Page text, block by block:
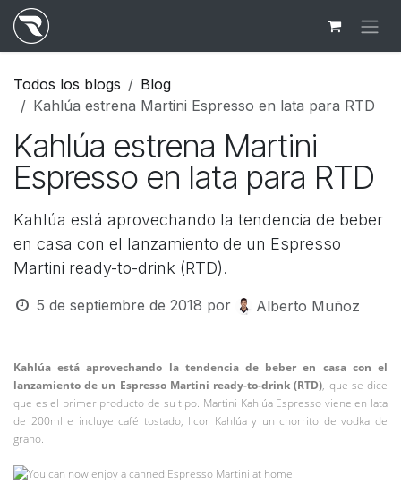
Ir al contenido
Todos los blogs
Blog
Kahlúa estrena Martini Espresso en lata para RTD
Kahlúa estrena Martini
Espresso en lata para RTD
Kahlúa está aprovechando la tendencia de beber
en casa con el lanzamiento de un Espresso
Martini ready-to-drink (RTD).
5 de septiembre de 2018 por Alberto Muñoz
Kahlúa está aprovechando la tendencia de beber en casa con el
lanzamiento de un Espresso Martini ready-to-drink (RTD), que se dice
que es el primer producto de su tipo. Martini Kahlúa Espresso viene en lata
de 200ml e incluye café tostado, licor Kahlúa y un chorrito de vodka de
grano.